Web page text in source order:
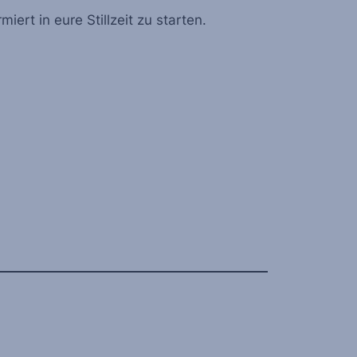
in eure Stillzeit zu starten.